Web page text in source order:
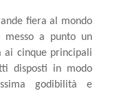
fiera al mondo
a punto un
ai cinque principali
disposti in modo
godibilità e